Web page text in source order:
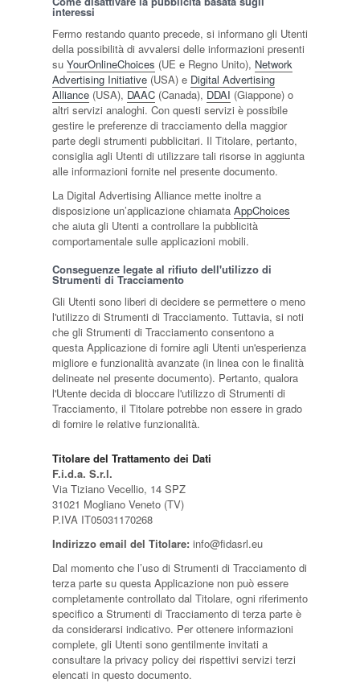
interessi
Fermo restando quanto precede, si informano gli Utenti
della possibilità di avvalersi delle informazioni presenti
su YourOnlineChoices (UE e Regno Unito), Network
Advertising Initiative(USA) e Digital Advertising
Alliance(USA), DAAC(Canada), DDAI (Giappone) o
altri servizi analoghi. Con questi servizi è possibile
gestire le preferenze di tracciamento della maggior
parte degli strumenti pubblicitari. Il Titolare, pertanto,
consiglia agli Utenti di utilizzare tali risorse in aggiunta
alle informazioni fornite nel presente documento.
La Digital Advertising Alliance mette inoltre a
disposizione un’applicazione chiamata AppChoices
che aiuta gli Utenti a controllare la pubblicità
comportamentale sulle applicazioni mobili.
Conseguenze legate al rifiuto dell'utilizzo di
Strumenti di Tracciamento
Gli Utenti sono liberi di decidere se permettere o meno
l'utilizzo di Strumenti di Tracciamento. Tuttavia, si noti
che gli Strumenti di Tracciamento consentono a
questa Applicazione di fornire agli Utenti un'esperienza
migliore e funzionalità avanzate (in linea con le finalità
delineate nel presente documento). Pertanto, qualora
l'Utente decida di bloccare l'utilizzo di Strumenti di
Tracciamento, il Titolare potrebbe non essere in grado
di fornire le relative funzionalità.
Titolare del Trattamento dei Dati
F.i.d.a. S.r.l.
Via Tiziano Vecellio, 14 SPZ
31021 Mogliano Veneto (TV)
P.IVA IT05031170268
Indirizzo email del Titolare: info@fidasrl.eu
Dal momento che l’uso di Strumenti di Tracciamento di
terza parte su questa Applicazione non può essere
completamente controllato dal Titolare, ogni riferimento
specifico a Strumenti di Tracciamento di terza parte è
da considerarsi indicativo. Per ottenere informazioni
complete, gli Utenti sono gentilmente invitati a
consultare la privacy policy dei rispettivi servizi terzi
elencati in questo documento.